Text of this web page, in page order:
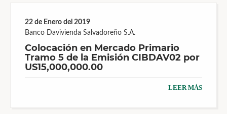
22 de Enero del 2019
Banco Davivienda Salvadoreño S.A.
Colocación en Mercado Primario
Tramo 5 de la Emisión CIBDAV02 por
US15,000,000.00
LEER MÁS